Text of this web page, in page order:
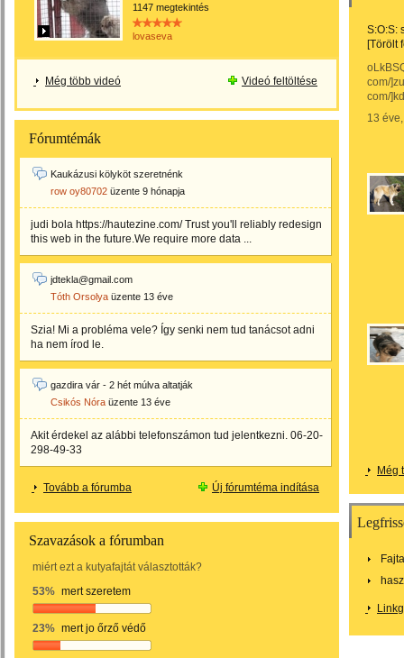
1147 megtekintés
lovaseva
Még több videó Videó feltöltése
Fórumtémák
Kaukázusi kölyköt szeretnénk
row oy80702 üzente 9 hónapja
judi bola https://hautezine.com/ Trust you'll reliably redesign
this web in the future.We require more data ...
jdtekla@gmail.com
Tóth Orsolya üzente 13 éve
Szia! Mi a probléma vele? Így senki nem tud tanácsot adni
ha nem írod le.
gazdira vár - 2 hét múlva altatják
Csikós Nóra üzente 13 éve
Akit érdekel az alábbi telefonszámon tud jelentkezni. 06-20-
298-49-33
Tovább a fórumba Új fórumtéma indítása
Szavazások a fórumban
miért ezt a kutyafajtát választották?
53% mert szeretem
23% mert jo őrző védő
S:O:S:
[Törölt
com/
com/
13
Még